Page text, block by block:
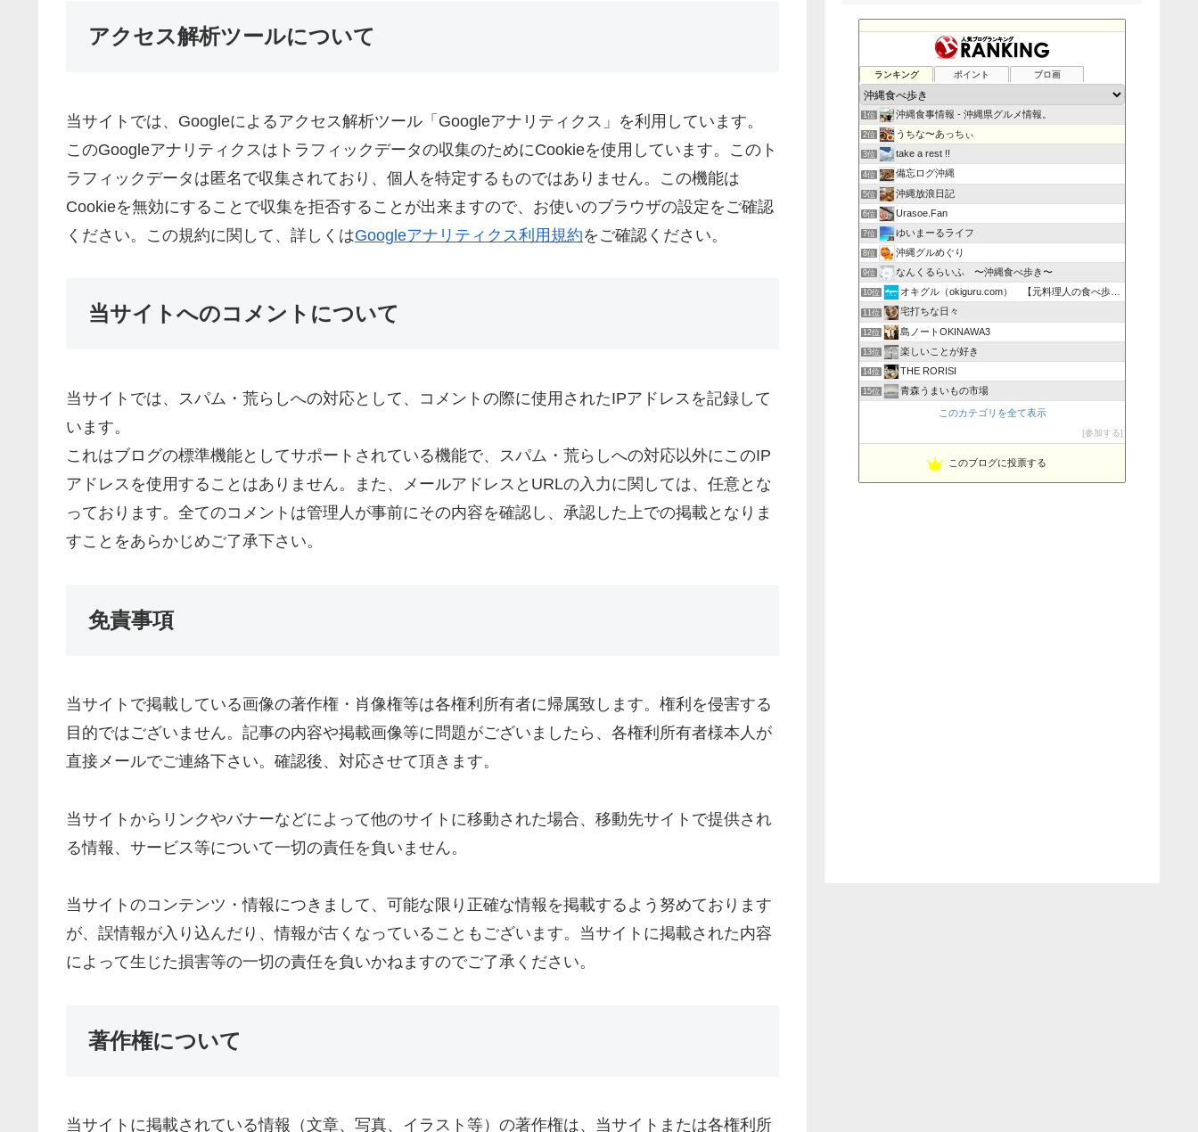
アクセス解析ツールについて
当サイトでは、Googleによるアクセス解析ツール「Googleアナリティクス」を利用しています。
このGoogleアナリティクスはトラフィックデータの収集のためにCookieを使用しています。このト
ラフィックデータは匿名で収集されており、個人を特定するものではありません。この機能は
Cookieを無効にすることで収集を拒否することが出来ますので、お使いのブラウザの設定をご確認
ください。この規約に関して、詳しくはGoogleアナリティクス利用規約をご確認ください。
当サイトへのコメントについて
当サイトでは、スパム・荒らしへの対応として、コメントの際に使用されたIPアドレスを記録して
います。
これはブログの標準機能としてサポートされている機能で、スパム・荒らしへの対応以外にこのIP
アドレスを使用することはありません。また、メールアドレスとURLの入力に関しては、任意とな
っております。全てのコメントは管理人が事前にその内容を確認し、承認した上での掲載となりま
すことをあらかじめご了承下さい。
免責事項
当サイトで掲載している画像の著作権・肖像権等は各権利所有者に帰属致します。権利を侵害する
目的ではございません。記事の内容や掲載画像等に問題がございましたら、各権利所有者様本人が
直接メールでご連絡下さい。確認後、対応させて頂きます。
当サイトからリンクやバナーなどによって他のサイトに移動された場合、移動先サイトで提供され
る情報、サービス等について一切の責任を負いません。
当サイトのコンテンツ・情報につきまして、可能な限り正確な情報を掲載するよう努めております
が、誤情報が入り込んだり、情報が古くなっていることもございます。当サイトに掲載された内容
によって生じた損害等の一切の責任を負いかねますのでご了承ください。
著作権について
当サイトに掲載されている情報（文章、写真、イラスト等）の著作権は、当サイトまたは各権利所
ランキング ポイント ブロ画
1位 沖縄食事情報 - 沖縄県グルメ情報。
2位 うちな〜あっちぃ
3位 take a rest !!
4位 備忘ログ沖縄
5位 沖縄放浪日記
6位 Urasoe.Fan
7位 ゆいまーるライフ
8位 沖縄グルめぐり
9位 なんくるらいふ 〜沖縄食べ歩き〜
10位 オキグル（okiguru.com） 【元料理人の食べ歩き】
11位 宅打ちな日々
12位 島ノートOKINAWA3
13位 楽しいことが好き
14位 THE RORISI
15位 青森うまいもの市場
このカテゴリを全て表示
参加する
このブログに投票する